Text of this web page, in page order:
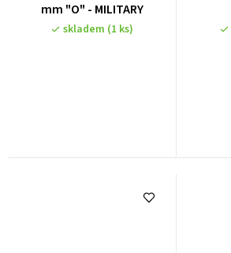
mm "O" - MILITARY
skladem (1 ks)